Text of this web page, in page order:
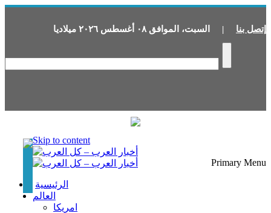
إتصل بنا | السبت، الموافق ٠٨ أغسطس ٢٠٢٦ ميلاديا
Skip to content
Primary Menu
الرئيسية
العالم
امريكا